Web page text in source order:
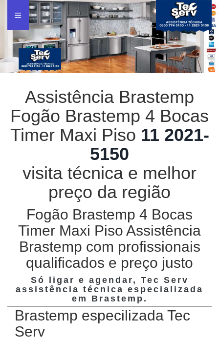
Assistência Brastemp
Fogão Brastemp 4 Bocas
Timer Maxi Piso 11 2021-
5150
visita técnica e melhor
preço da região
Fogão Brastemp 4 Bocas
Timer Maxi Piso Assistência
Brastemp com profissionais
qualificados e preço justo
Só ligar e agendar, Tec Serv
assistência técnica especializada
em Brastemp .
Brastemp especilizada Tec
Serv